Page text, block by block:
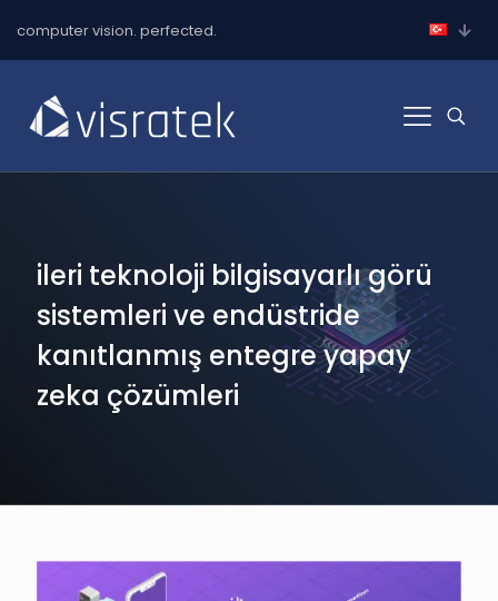
computer vision. perfected.
ileri teknoloji bilgisayarlı görü
sistemleri ve endüstride
kanıtlanmış entegre yapay
zeka çözümleri